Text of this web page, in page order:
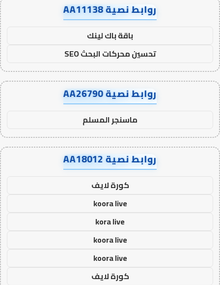
روابط نصية AA11138
باقة باك لينك
تحسين محركات البحث SEO
روابط نصية AA26790
ماسنجر المسلم
روابط نصية AA18012
كورة لايف
koora live
kora live
koora live
koora live
كورة لايف